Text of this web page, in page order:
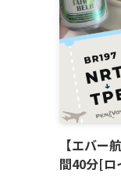
【エバー
間40分[ロ